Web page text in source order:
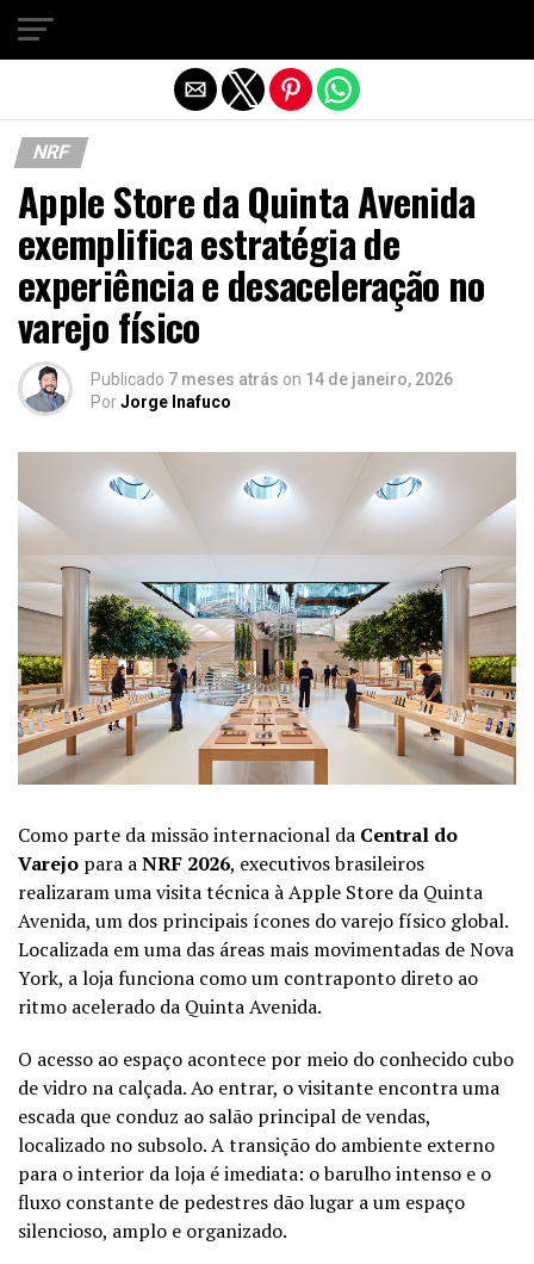
NRF
Apple Store da Quinta Avenida
exemplifica estratégia de
experiência e desaceleração no
varejo físico
Publicado 7 meses atrás on 14 de janeiro, 2026
PorJorge Inafuco
Como parte da missão internacional da Central do
Varejo para aNRF 2026, executivos brasileiros
realizaram uma visita técnica à Apple Store da Quinta
Avenida, um dos principais ícones do varejo físico global.
Localizada em uma das áreas mais movimentadas de Nova
York, a loja funciona como um contraponto direto ao
ritmo acelerado da Quinta Avenida.
O acesso ao espaço acontece por meio do conhecido cubo
de vidro na calçada. Ao entrar, o visitante encontra uma
escada que conduz ao salão principal de vendas,
localizado no subsolo. A transição do ambiente externo
para o interior da loja é imediata: o barulho intenso e o
fluxo constante de pedestres dão lugar a um espaço
silencioso, amplo e organizado.